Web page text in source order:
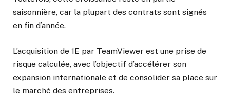
saisonnière, car la plupart des contrats sont signés
en fin d’année.
L’acquisition de 1E par TeamViewer est une prise de
risque calculée, avec l’objectif d’accélérer son
expansion internationale et de consolider sa place sur
le marché des entreprises.